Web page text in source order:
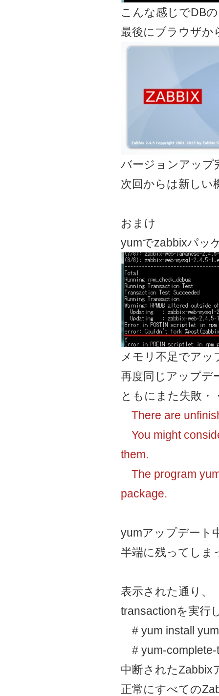
こんな感じでDB
最後にブラウザか
バージョンアップ
次回からは新しい
おまけ
yumでzabbixパッ
メモリ不足でアッ
再度同じアップデ
ともにまた失敗・
There are
You might
them.
The program
package.
yumアップデート
半端に残ってしま
表示された通り、
transactionを実行
# yum install
# yum-complete-
中断されたZabbix
正常にすべての